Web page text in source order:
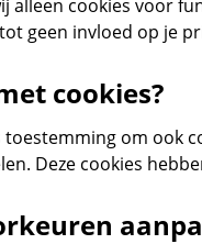
alleen cookies voor
geen invloed op je
cookies?
toestemming om ook
Deze cookies